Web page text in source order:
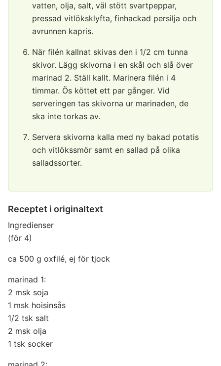
vatten, olja, salt, väl stött svartpeppar,
pressad vitlöksklyfta, finhackad persilja och
avrunnen kapris.
När filén kallnat skivas den i 1/2 cm tunna
skivor. Lägg skivorna i en skål och slå över
marinad 2. Ställ kallt. Marinera filén i 4
timmar. Ös köttet ett par gånger. Vid
serveringen tas skivorna ur marinaden, de
ska inte torkas av.
Servera skivorna kalla med ny bakad potatis
och vitlökssmör samt en sallad på olika
salladssorter.
Receptet i originaltext
Ingredienser
(för 4)
ca 500 g oxfilé, ej för tjock
marinad 1:
2 msk soja
1 msk hoisinsås
1/2 tsk salt
2 msk olja
1 tsk socker